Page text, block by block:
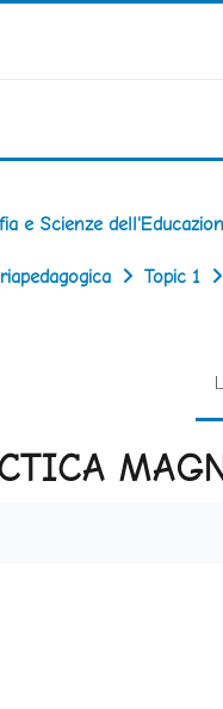
e Scienze
Topic 1